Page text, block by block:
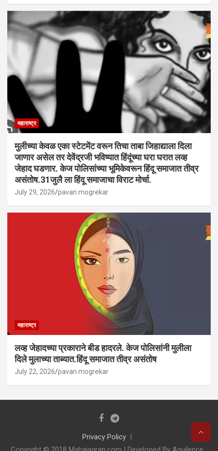
महाराष्ट्र
मुलीच्या केवळ एका स्टेटमेंट वरून तिचा ताबा जिहाद्याला दिला
जाणार असेल तर देवेंद्रजी भविष्यात हिंदूंच्या घरा घरात लव्ह
जेहाद घडणार. केज पोलिसांच्या भूमिकेवरून हिंदू समाजात तीव्र
असंतोष.31जुलै ला हिंदू समाजाचा विराट मोर्चा.
July 29, 2026 pavan mogrekar
महाराष्ट्र
लव्ह जेहादच्या प्रकाराने बीड हादरले. केज पोलिसांनी मुलीला
दिले मुलाच्या ताब्यात.हिंदू समाजात तीव्र असंतोष
July 22, 2026 pavan mogrekar
Privacy Policy